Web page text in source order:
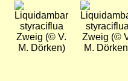
Bild
Zweig (© V.
M. Dörken)
Bild
Zweig (©
M.